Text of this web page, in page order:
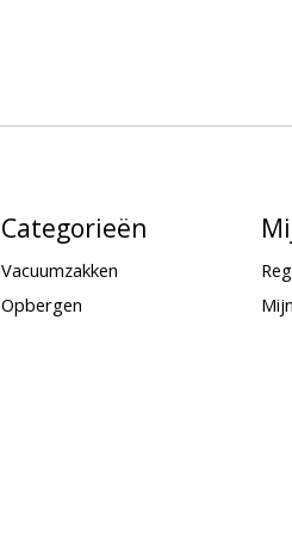
Categorieën
Vacuumzakken
Opbergen